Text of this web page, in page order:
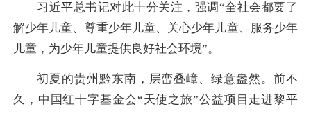
习近平总书记对此十分关注，强调“全社会都要了
解少年儿童、尊重少年儿童、关心少年儿童、服务少年
儿童，为少年儿童提供良好社会环境”。
初夏的贵州黔东南，层峦叠嶂、绿意盎然。前不
久，中国红十字基金会“天使之旅”公益项目走进黎平